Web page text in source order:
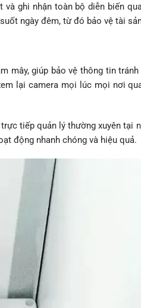
ghi nhận toàn bộ diễn biến
ngày đêm, từ đó bảo vệ tài
mây, giúp bảo vệ thông tin
lại camera mọi lúc mọi nơi
tiếp quản lý thường xuyên tại
động nhanh chóng và hiệu quả.